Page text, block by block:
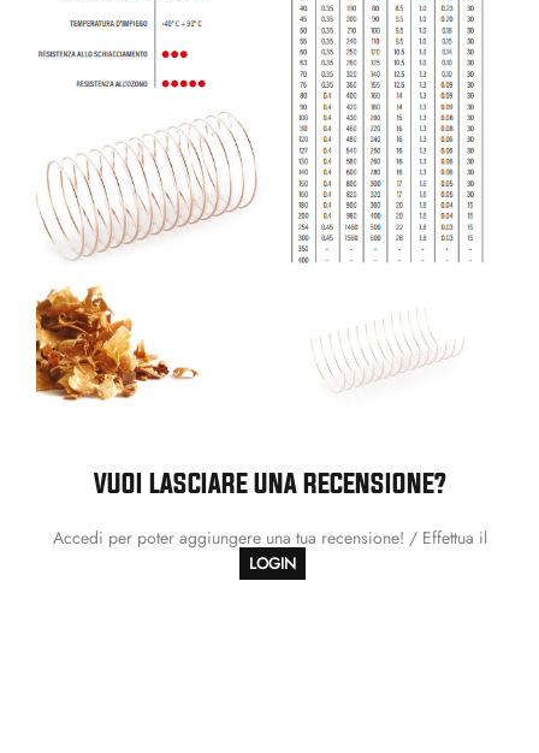
VUOI LASCIARE UNA RECENSIONE?
Accedi per poter aggiungere una tua recensione! / Effettua il
LOGIN